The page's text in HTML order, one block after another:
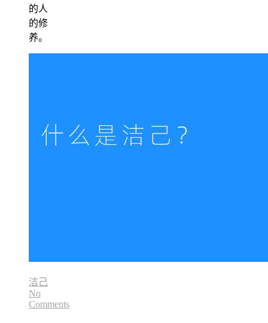
的人
的修
养。
洁己
No
Comments